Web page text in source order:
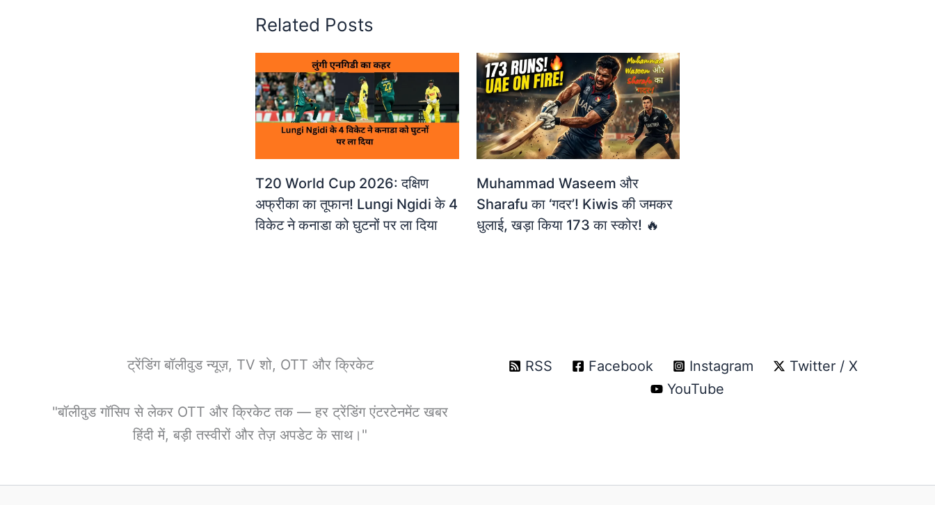
Related Posts
T20 World Cup 2026: दक्षिण
अफ्रीका का तूफान! Lungi Ngidi के 4
विकेट ने कनाडा को घुटनों पर ला दिया
Muhammad Waseem और
Sharafu का ‘गदर’! Kiwis की जमकर
धुलाई, खड़ा किया 173 का स्कोर! 🔥
ट्रेंडिंग बॉलीवुड न्यूज़, TV शो, OTT और क्रिकेट
"बॉलीवुड गॉसिप से लेकर OTT और क्रिकेट तक — हर ट्रेंडिंग एंटरटेनमेंट खबर
हिंदी में, बड़ी तस्वीरों और तेज़ अपडेट के साथ।"
RSS Facebook Instagram
Twitter / X
YouTube